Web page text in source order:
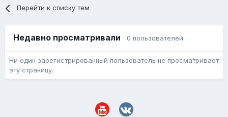
Перейти к списку тем
Недавно просматривали 0 пользователей
Ни один зарегистрированный пользователь не просматривает
эту страницу.